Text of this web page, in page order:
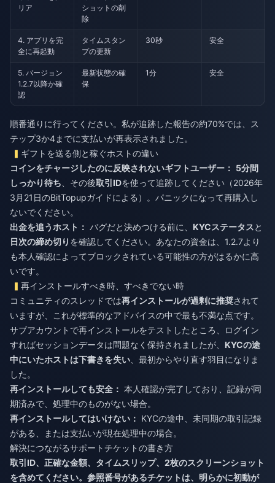
リア
ショットの削
除
4. アプリを完
全に再起動
タイムスタン
プの更新
30秒 安全
5. バージョン
1.2.7以降か確
認
最新状態の確
保
1分 安全
順番通りに行ってください。私が追跡した報告の約70%では、ス
テップ3か4までに支払いが再表示されました。
ギフトを送る側と稼ぐホストの違い
コインをチャージしたのに反映されないギフトユーザー： 5分間
しっかり待ち 、その後取引IDを使って追跡してください（2026年
3月21日のBitTopupガイドによる）。パニックになって再購入し
ないでください。
出金を追うホスト： バグだと決めつける前に、 KYCステータスと
日次の締め切り を確認してください。あなたの資金は、1.2.7より
も本人確認によってブロックされている可能性の方がはるかに高
いです。
再インストールすべき時、すべきでない時
コミュニティのスレッドでは再インストールが過剰に推奨されて
いますが、これが標準的なアドバイスの中で最も不満な点です。
サブアカウントで再インストールをテストしたところ、ログイン
すればセッションデータは問題なく保持されましたが、 KYCの途
中にいたホストは下書きを失い 、最初からやり直す羽目になりま
した。
再インストールしても安全： 本人確認が完了しており、記録が同
期済みで、処理中のものがない場合。
再インストールしてはいけない： KYCの途中、未同期の取引記録
がある、または支払いが現在処理中の場合。
解決につながるサポートチケットの書き方
取引ID、正確な金額、タイムスリップ、2枚のスクリーンショット
を含めてください。参照番号があるチケットは、明らかに初動が